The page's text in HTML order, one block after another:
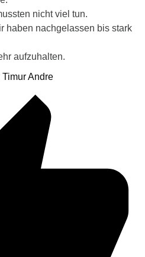
nicht viel tun.
haben nachgelassen bis stark
aufzuhalten.
Andre